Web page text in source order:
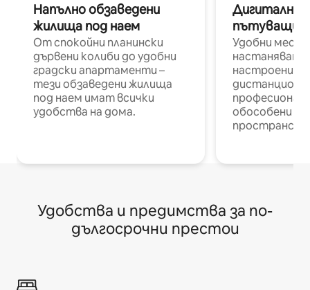
Напълно обзаведени
жилища под наем
От спокойни планински
дървени колиби до удобни
градски апартаменти –
тези обзаведени жилища
под наем имат всички
удобства на дома.
Дигитални
пътуващи
Удобни
настаняване
настроени и
обособени
Удобства и предимства за по-
дългосрочни престои